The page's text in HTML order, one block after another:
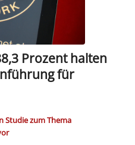
Prozent halten
für
Studie zum Thema